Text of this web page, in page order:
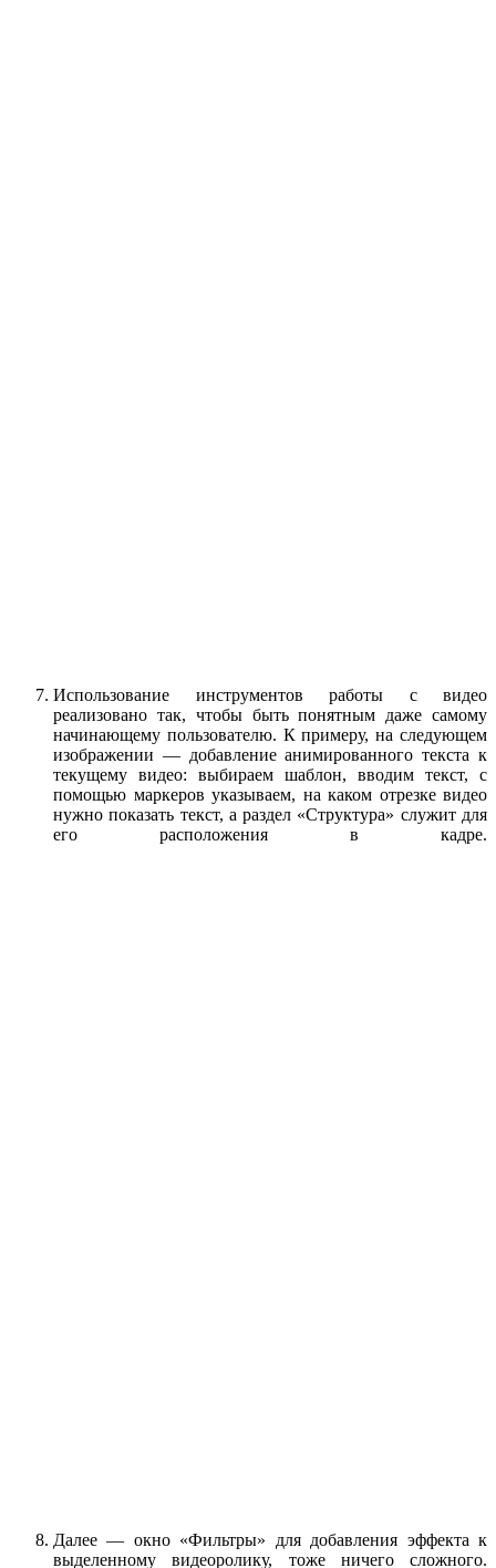
Использование инструментов работы с видео
реализовано так, чтобы быть понятным даже самому
начинающему пользователю. К примеру, на следующем
изображении — добавление анимированного текста к
текущему видео: выбираем шаблон, вводим текст, с
помощью маркеров указываем, на каком отрезке видео
нужно показать текст, а раздел «Структура» служит для
его расположения в кадре.
Далее — окно «Фильтры» для добавления эффекта к
выделенному видеоролику, тоже ничего сложного.